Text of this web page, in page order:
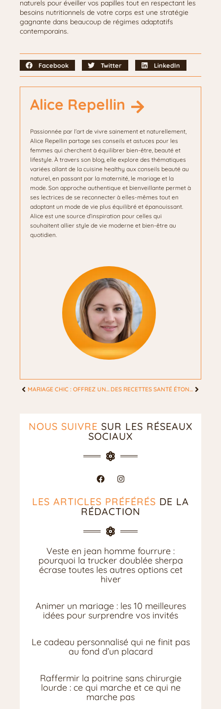
naturels pour éveiller vos papilles tout en respectant les
besoins nutritionnels de votre corps est une stratégie
gagnante dans beaucoup de régimes adaptatifs
contemporains.
Facebook Twitter LinkedIn
Alice Repellin
Passionnée par l’art de vivre sainement et naturellement,
Alice Repellin partage ses conseils et astuces pour les
femmes qui cherchent à équilibrer bien-être, beauté et
lifestyle. À travers son blog, elle explore des thématiques
variées allant de la cuisine healthy aux conseils beauté au
naturel, en passant par la maternité, le mariage et la
mode. Son approche authentique et bienveillante permet à
ses lectrices de se reconnecter à elles-mêmes tout en
adoptant un mode de vie plus équilibré et épanouissant.
Alice est une source d’inspiration pour celles qui
souhaitent allier style de vie moderne et bien-être au
quotidien.
MARIAGE CHIC : OFFREZ UN BUFFET MUESLI QUI ÉPATERA ET SURPRENDRA VOS INVITÉES DES RECETTES SANTÉ ÉTONNANTES POUR FEMMES MODERNES ET DYNAMIQUE
NOUS SUIVRE SUR LES RÉSEAUX
SOCIAUX
LES ARTICLES PRÉFÉRÉS DE LA
RÉDACTION
Veste en jean homme fourrure :
pourquoi la trucker doublée sherpa
écrase toutes les autres options cet
hiver
Animer un mariage : les 10 meilleures
idées pour surprendre vos invités
Le cadeau personnalisé qui ne finit pas
au fond d’un placard
Raffermir la poitrine sans chirurgie
lourde : ce qui marche et ce qui ne
marche pas